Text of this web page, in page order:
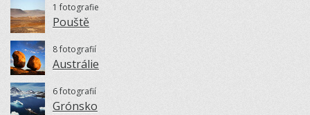
1 fotografie
Pouště
8 fotografií
Austrálie
6 fotografií
Grónsko